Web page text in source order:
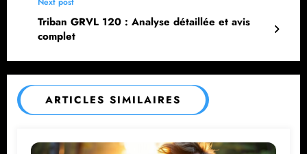
Triban GRVL 120 : Analyse détaillée et avis
complet
ARTICLES SIMILAIRES